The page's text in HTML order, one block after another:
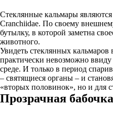
Стеклянные кальмары являются
Cranchiidae. По своему
бутылку, в которой заметна
животного.
Увидеть стеклянных кальмаров
практически невозможно
среде. И только в период
– святящиеся органы – и
«вторых половинок», но и для
Прозрачная бабочка